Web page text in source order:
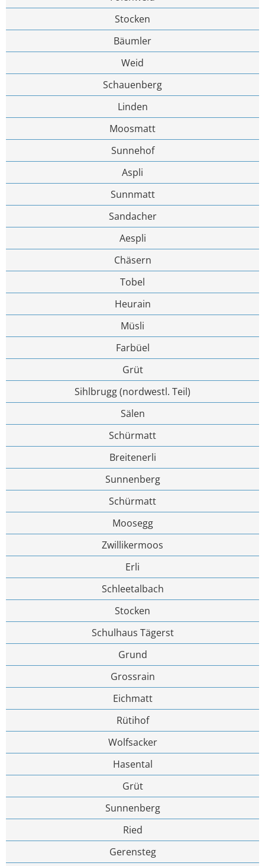
Stocken
Bäumler
Weid
Schauenberg
Linden
Moosmatt
Sunnehof
Aspli
Sunnmatt
Sandacher
Aespli
Chäsern
Tobel
Heurain
Müsli
Farbüel
Grüt
Sihlbrugg (nordwestl. Teil)
Sälen
Schürmatt
Breitenerli
Sunnenberg
Schürmatt
Moosegg
Zwillikermoos
Erli
Schleetalbach
Stocken
Schulhaus Tägerst
Grund
Grossrain
Eichmatt
Rütihof
Wolfsacker
Hasental
Grüt
Sunnenberg
Ried
Gerensteg